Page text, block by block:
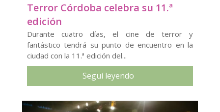
Terror Córdoba celebra su 11.ª
edición
Durante cuatro días, el cine de terror y
fantástico tendrá su punto de encuentro en la
ciudad con la 11.ª edición del...
Seguí leyendo